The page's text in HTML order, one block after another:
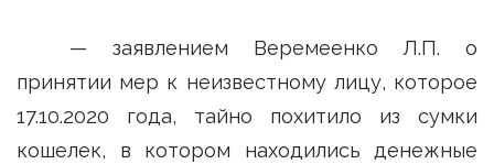
— заявлением Веремеенко Л.П. о
принятии мер к неизвестному лицу, которое
17.10.2020 года, тайно похитило из сумки
кошелек, в котором находились денежные